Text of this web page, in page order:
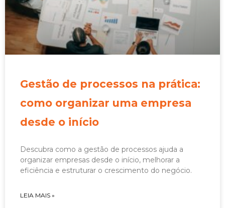
Gestão de processos na prática:
como organizar uma empresa
desde o início
Descubra como a gestão de processos ajuda a
organizar empresas desde o início, melhorar a
eficiência e estruturar o crescimento do negócio.
LEIA MAIS »